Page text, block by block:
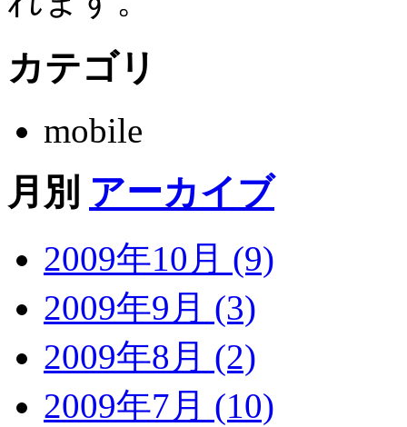
カテゴリ
mobile
月別 アーカイブ
2009年10月 (9)
2009年9月 (3)
2009年8月 (2)
2009年7月 (10)